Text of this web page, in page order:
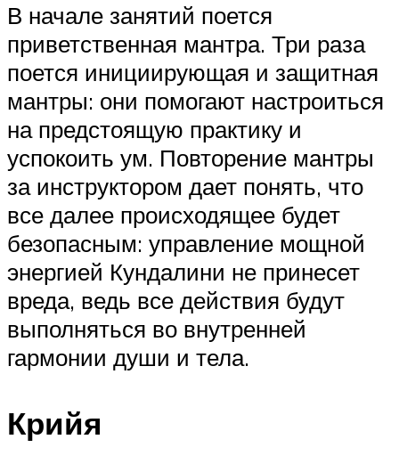
В начале занятий поется
приветственная мантра. Три раза
поется инициирующая и защитная
мантры: они помогают настроиться
на предстоящую практику и
успокоить ум. Повторение мантры
за инструктором дает понять, что
все далее происходящее будет
безопасным: управление мощной
энергией Кундалини не принесет
вреда, ведь все действия будут
выполняться во внутренней
гармонии души и тела.
Крийя